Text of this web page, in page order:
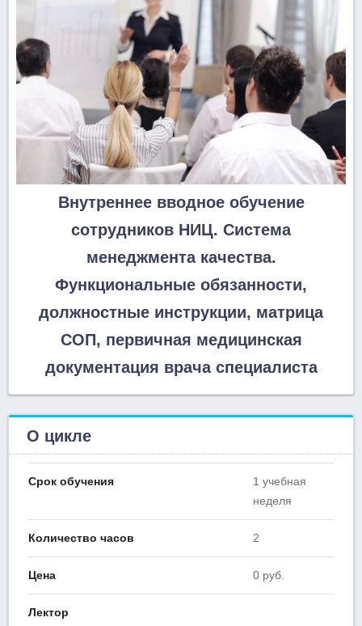
Внутреннее вводное обучение
сотрудников НИЦ. Система
менеджмента качества.
Функциональные обязанности,
должностные инструкции, матрица
СОП, первичная медицинская
документация врача специалиста
О цикле
Срок обучения
1 учебная
неделя
Количество часов 2
Цена 0 руб.
Лектор